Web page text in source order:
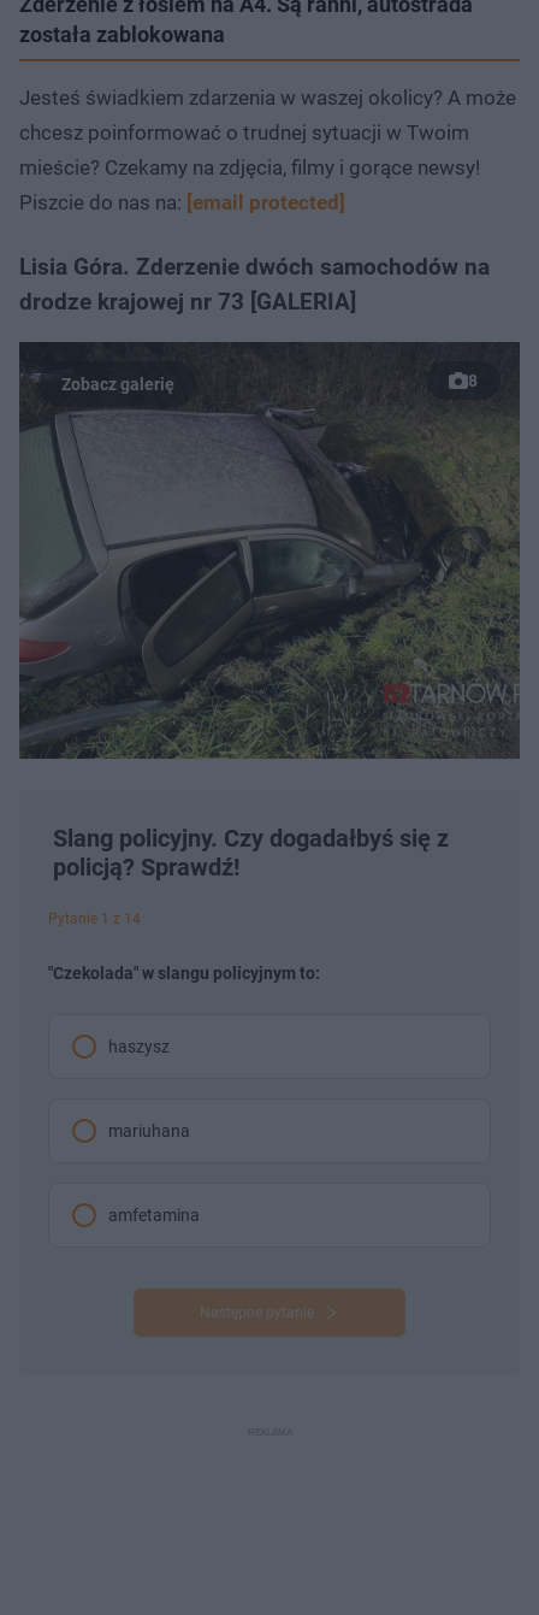
została zablokowana
Jesteś świadkiem zdarzenia w waszej okolicy? A może
chcesz poinformować o trudnej sytuacji w Twoim
mieście? Czekamy na zdjęcia, filmy i gorące newsy!
Piszcie do nas na: [email protected]
Lisia Góra. Zderzenie dwóch samochodów na
drodze krajowej nr 73 [GALERIA]
8
Slang policyjny. Czy dogadałbyś się z
policją? Sprawdź!
Pytanie 1 z 14
"Czekolada" w slangu policyjnym to:
haszysz
mariuhana
amfetamina
Następne pytanie